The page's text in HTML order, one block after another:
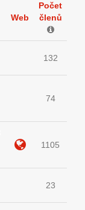
Web
Počet
členů
132
74
1105
23